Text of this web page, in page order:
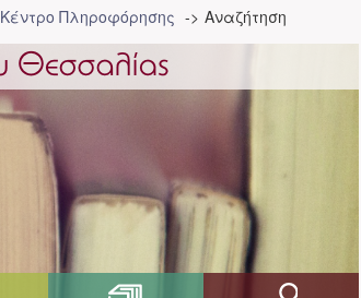
Κέντρο Πληροφόρησης Αναζήτηση